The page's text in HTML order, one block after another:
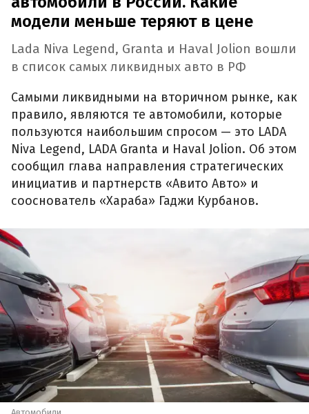
модели меньше теряют в цене
Lada Niva Legend, Granta и Haval Jolion вошли
в список самых ликвидных авто в РФ
Самыми ликвидными на вторичном рынке, как
правило, являются те автомобили, которые
пользуются наибольшим спросом — это LADA
Niva Legend, LADA Granta и Haval Jolion. Об этом
сообщил глава направления стратегических
инициатив и партнерств «Авито Авто» и
сооснователь «Хараба» Гаджи Курбанов.